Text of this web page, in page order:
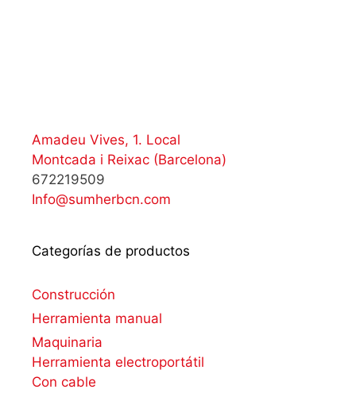
Amadeu Vives, 1. Local
Montcada i Reixac (Barcelona)
672219509
Info@sumherbcn.com
Categorías de productos
Construcción
Herramienta manual
Maquinaria
Herramienta electroportátil
Con cable